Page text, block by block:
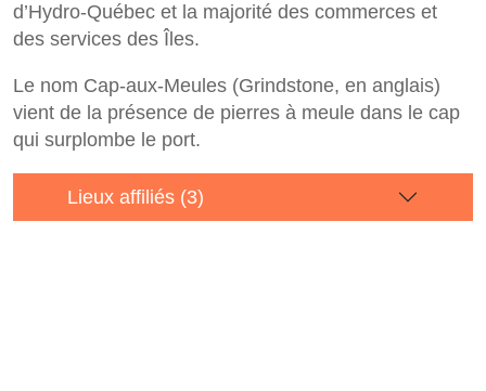
d’Hydro-Québec et la majorité des commerces et
des services des Îles.
Le nom Cap-aux-Meules (Grindstone, en anglais)
vient de la présence de pierres à meule dans le cap
qui surplombe le port.
Lieux affiliés (3)